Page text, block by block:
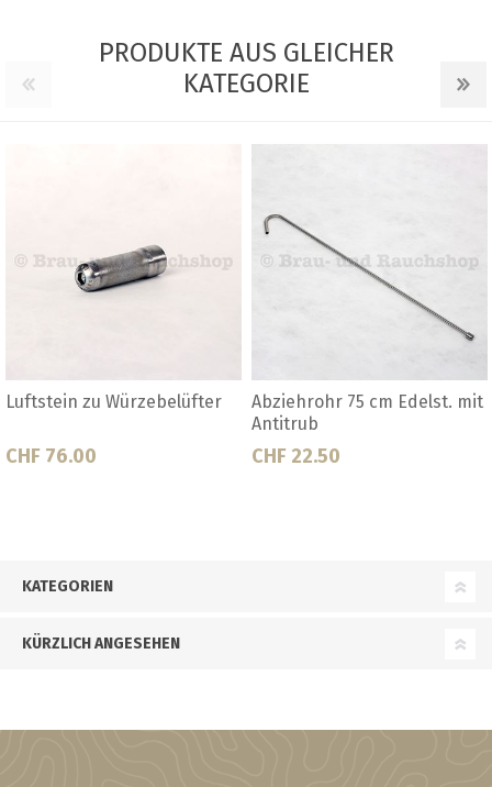
PRODUKTE AUS GLEICHER
KATEGORIE
AROMA-GUIDE
CHF 8.80
Bierfächer
CHF 9.90
KATEGORIEN
KÜRZLICH ANGESEHEN